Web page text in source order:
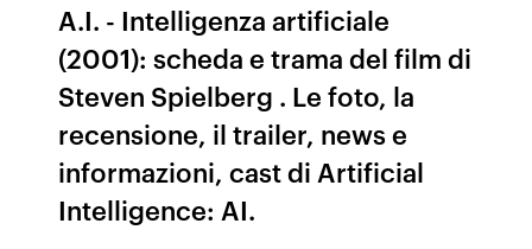
A.I. - Intelligenza artificiale
(2001): scheda e trama del film di
Steven Spielberg . Le foto, la
recensione, il trailer, news e
informazioni, cast di Artificial
Intelligence: AI.